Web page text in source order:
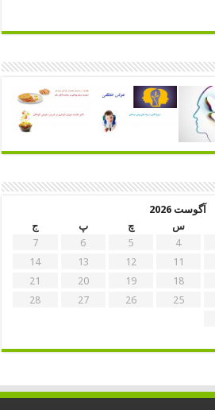
آگوست 2026
س چ پ
ج
4
5
6
7
11
12
13
14
18
19
20
21
25
26
27
28